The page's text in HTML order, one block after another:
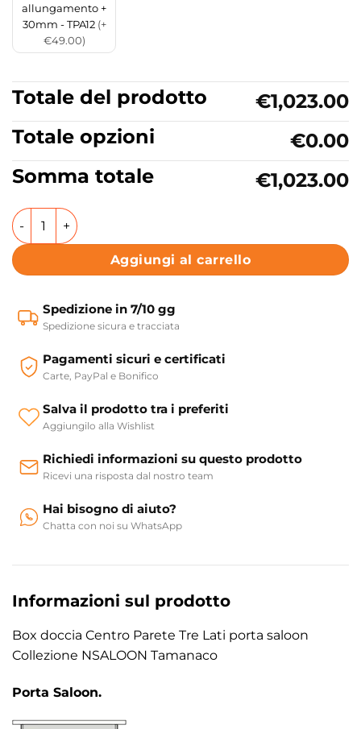
allungamento +
30mm - TPA12 (+
€49.00)
Totale del prodotto
€1,023.00
Totale opzioni
€0.00
Somma totale
€1,023.00
Box doccia Centro Parete Tre Lati porta saloon Collezione
Aggiungi al carrello
Spedizione in 7/10 gg
Spedizione sicura e tracciata
Pagamenti sicuri e certificati
Carte, PayPal e Bonifico
Salva il prodotto tra i preferiti
Aggiungilo alla Wishlist
Richiedi informazioni su questo prodotto
Ricevi una risposta dal nostro team
Hai bisogno di aiuto?
Chatta con noi su WhatsApp
Informazioni sul prodotto
Box doccia Centro Parete Tre Lati porta saloon
Collezione NSALOON Tamanaco
Porta Saloon.